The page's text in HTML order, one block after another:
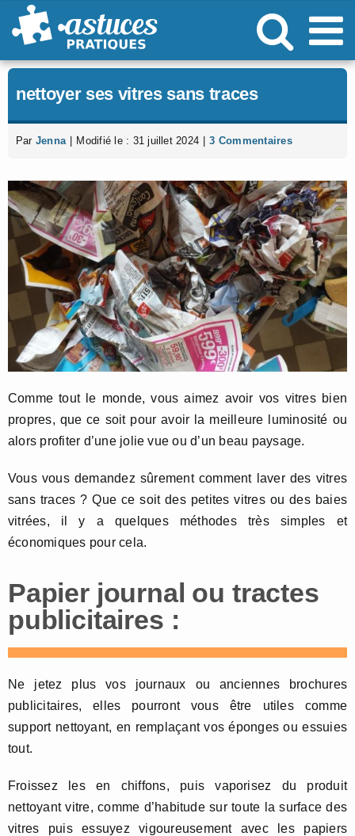
Passer
au
nettoyer ses vitres sans traces
Par Jenna Modifié le : 31 juillet 2024 3 Commentaires
Comme tout le monde, vous aimez avoir vos vitres bien
propres, que ce soit pour avoir la meilleure luminosité ou
alors profiter d’une jolie vue ou d’un beau paysage.
Vous vous demandez sûrement comment laver des vitres
sans traces ? Que ce soit des petites vitres ou des baies
vitrées, il y a quelques méthodes très simples et
économiques pour cela.
Papier journal ou tractes
publicitaires :
Ne jetez plus vos journaux ou anciennes brochures
publicitaires, elles pourront vous être utiles comme
support nettoyant, en remplaçant vos éponges ou essuies
tout.
Froissez les en chiffons, puis vaporisez du produit
nettoyant vitre, comme d’habitude sur toute la surface des
vitres puis essuyez vigoureusement avec les papiers